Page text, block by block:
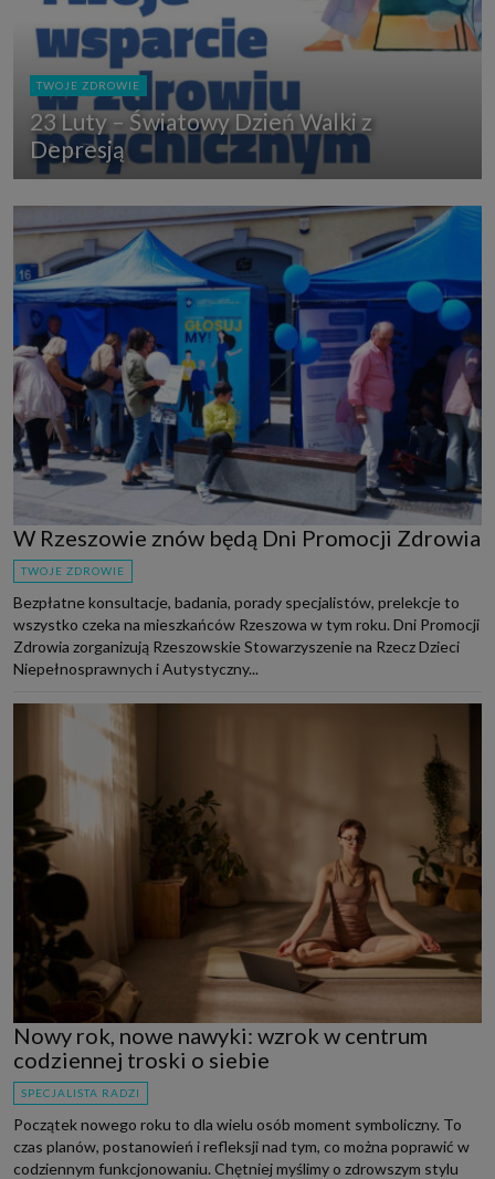
TWOJE ZDROWIE
23 Luty – Światowy Dzień Walki z
Depresją
W Rzeszowie znów będą Dni Promocji Zdrowia
TWOJE ZDROWIE
Bezpłatne konsultacje, badania, porady specjalistów, prelekcje to
wszystko czeka na mieszkańców Rzeszowa w tym roku. Dni Promocji
Zdrowia zorganizują Rzeszowskie Stowarzyszenie na Rzecz Dzieci
Niepełnosprawnych i Autystyczny...
Nowy rok, nowe nawyki: wzrok w centrum
codziennej troski o siebie
SPECJALISTA RADZI
Początek nowego roku to dla wielu osób moment symboliczny. To
czas planów, postanowień i refleksji nad tym, co można poprawić w
codziennym funkcjonowaniu. Chętniej myślimy o zdrowszym stylu